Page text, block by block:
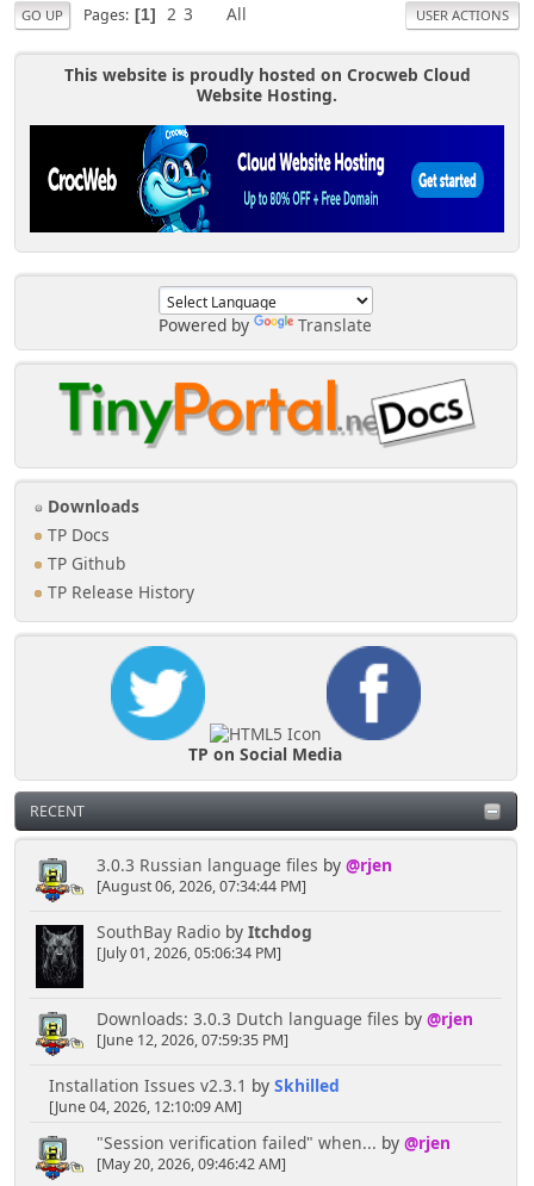
Powered by Translate
Downloads
TP Docs
TP Github
TP Release History
TP on Social Media
RECENT
3.0.3 Russian language files by @rjen
[August 06, 2026, 07:34:44 PM]
SouthBay Radioby Itchdog
[July 01, 2026, 05:06:34 PM]
Downloads: 3.0.3 Dutch language files by @rjen
[June 12, 2026, 07:59:35 PM]
Installation Issues v2.3.1 by Skhilled
[June 04, 2026, 12:10:09 AM]
"Session verification failed" when... by @rjen
[May 20, 2026, 09:46:42 AM]
GO UP Pages 1 2 3 All USER ACTIONS
This website is proudly hosted on Crocweb Cloud
Website Hosting.